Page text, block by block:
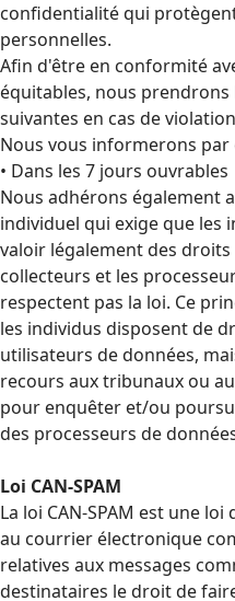
confidentialité qui
personnelles.
Afin d'être en conformité
équitables, nous prendrons
suivantes en cas de
Nous vous informerons par
• Dans les 7 jours ouvrables
Nous adhérons également
individuel qui exige que les
valoir légalement des
collecteurs et les
respectent pas la loi. Ce
les individus disposent de
utilisateurs de données,
recours aux tribunaux ou
pour enquêter et/ou
des processeurs de
Loi CAN-SPAM
La loi CAN-SPAM est une
au courrier électronique
relatives aux messages
destinataires le droit de